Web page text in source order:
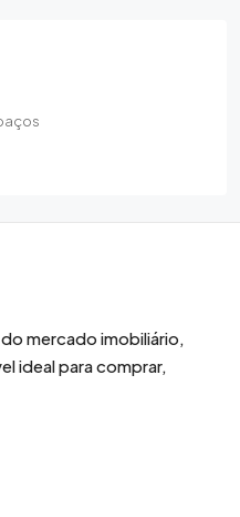
mercado imobiliário,
ideal para comprar,